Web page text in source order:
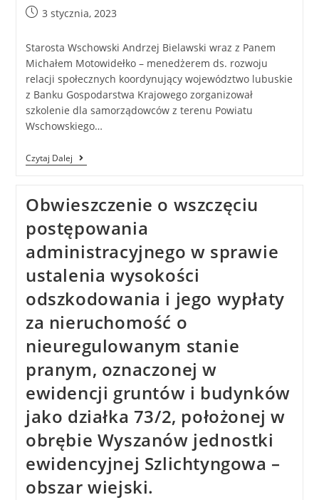
3 stycznia, 2023
Starosta Wschowski Andrzej Bielawski wraz z Panem
Michałem Motowidełko – menedżerem ds. rozwoju
relacji społecznych koordynujący województwo lubuskie
z Banku Gospodarstwa Krajowego zorganizował
szkolenie dla samorządowców z terenu Powiatu
Wschowskiego…
Czytaj Dalej
Obwieszczenie o wszczęciu
postępowania
administracyjnego w sprawie
ustalenia wysokości
odszkodowania i jego wypłaty
za nieruchomość o
nieuregulowanym stanie
pranym, oznaczonej w
ewidencji gruntów i budynków
jako działka 73/2, położonej w
obrębie Wyszanów jednostki
ewidencyjnej Szlichtyngowa –
obszar wiejski.